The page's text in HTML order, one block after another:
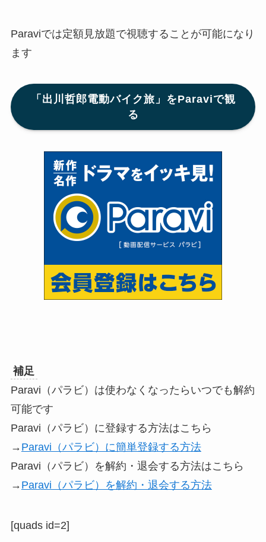
Paraviでは定額見放題で視聴することが可能になり
ます
「出川哲郎電動バイク旅」をParaviで観
る
補足
Paravi（パラビ）は使わなくなったらいつでも解約
可能です
Paravi（パラビ）に登録する方法はこちら
→ Paravi（パラビ）に簡単登録する方法
Paravi（パラビ）を解約・退会する方法はこちら
→ Paravi（パラビ）を解約・退会する方法
[quads id=2]